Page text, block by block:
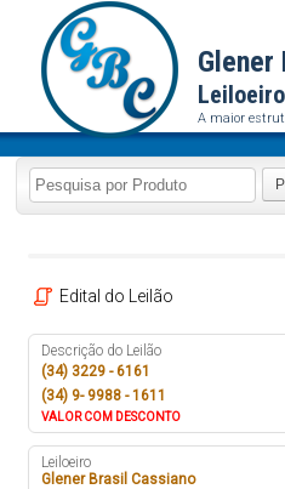
Glener
A maior
Edital do Leilão
Descrição do Leilão
(34) 3229 - 6161
(34) 9- 9988 - 1611
VALOR COM DESCONTO
Leiloeiro
Glener Brasil Cassiano